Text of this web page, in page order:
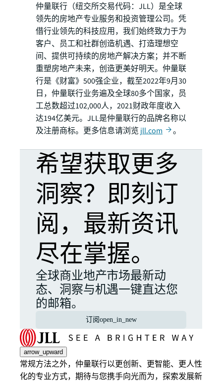
仲量联行（纽交所交易代码：JLL）是全球
领先的房地产专业服务和投资管理公司。凭
借行业领先的科技应用，我们始终致力于为
客户、员工和社群创造机遇、打造理想空
间、提供可持续的房地产解决方案；并不断
重塑房地产未来，创造更美好明天。仲量联
行是《财富》500强企业，截至2022年9月30
日，仲量联行业务遍及全球80多个国家，员
工总数超过102,000人，2021财政年度收入
达194亿美元。JLL是仲量联行的品牌名称以
及注册商标。更多信息请浏览 jll.com 。
希望获取更多
洞察？即刻订
阅，最新资讯
尽在掌握。
全球商业地产市场最新动
态、洞察与机遇一键直达您
的邮箱。
订阅 open_in_new
arrow_upward
常规方法之外，仲量联行以更创新、更智能、更人性
化的专业方式，期待与您携手向光而为，探索发展新